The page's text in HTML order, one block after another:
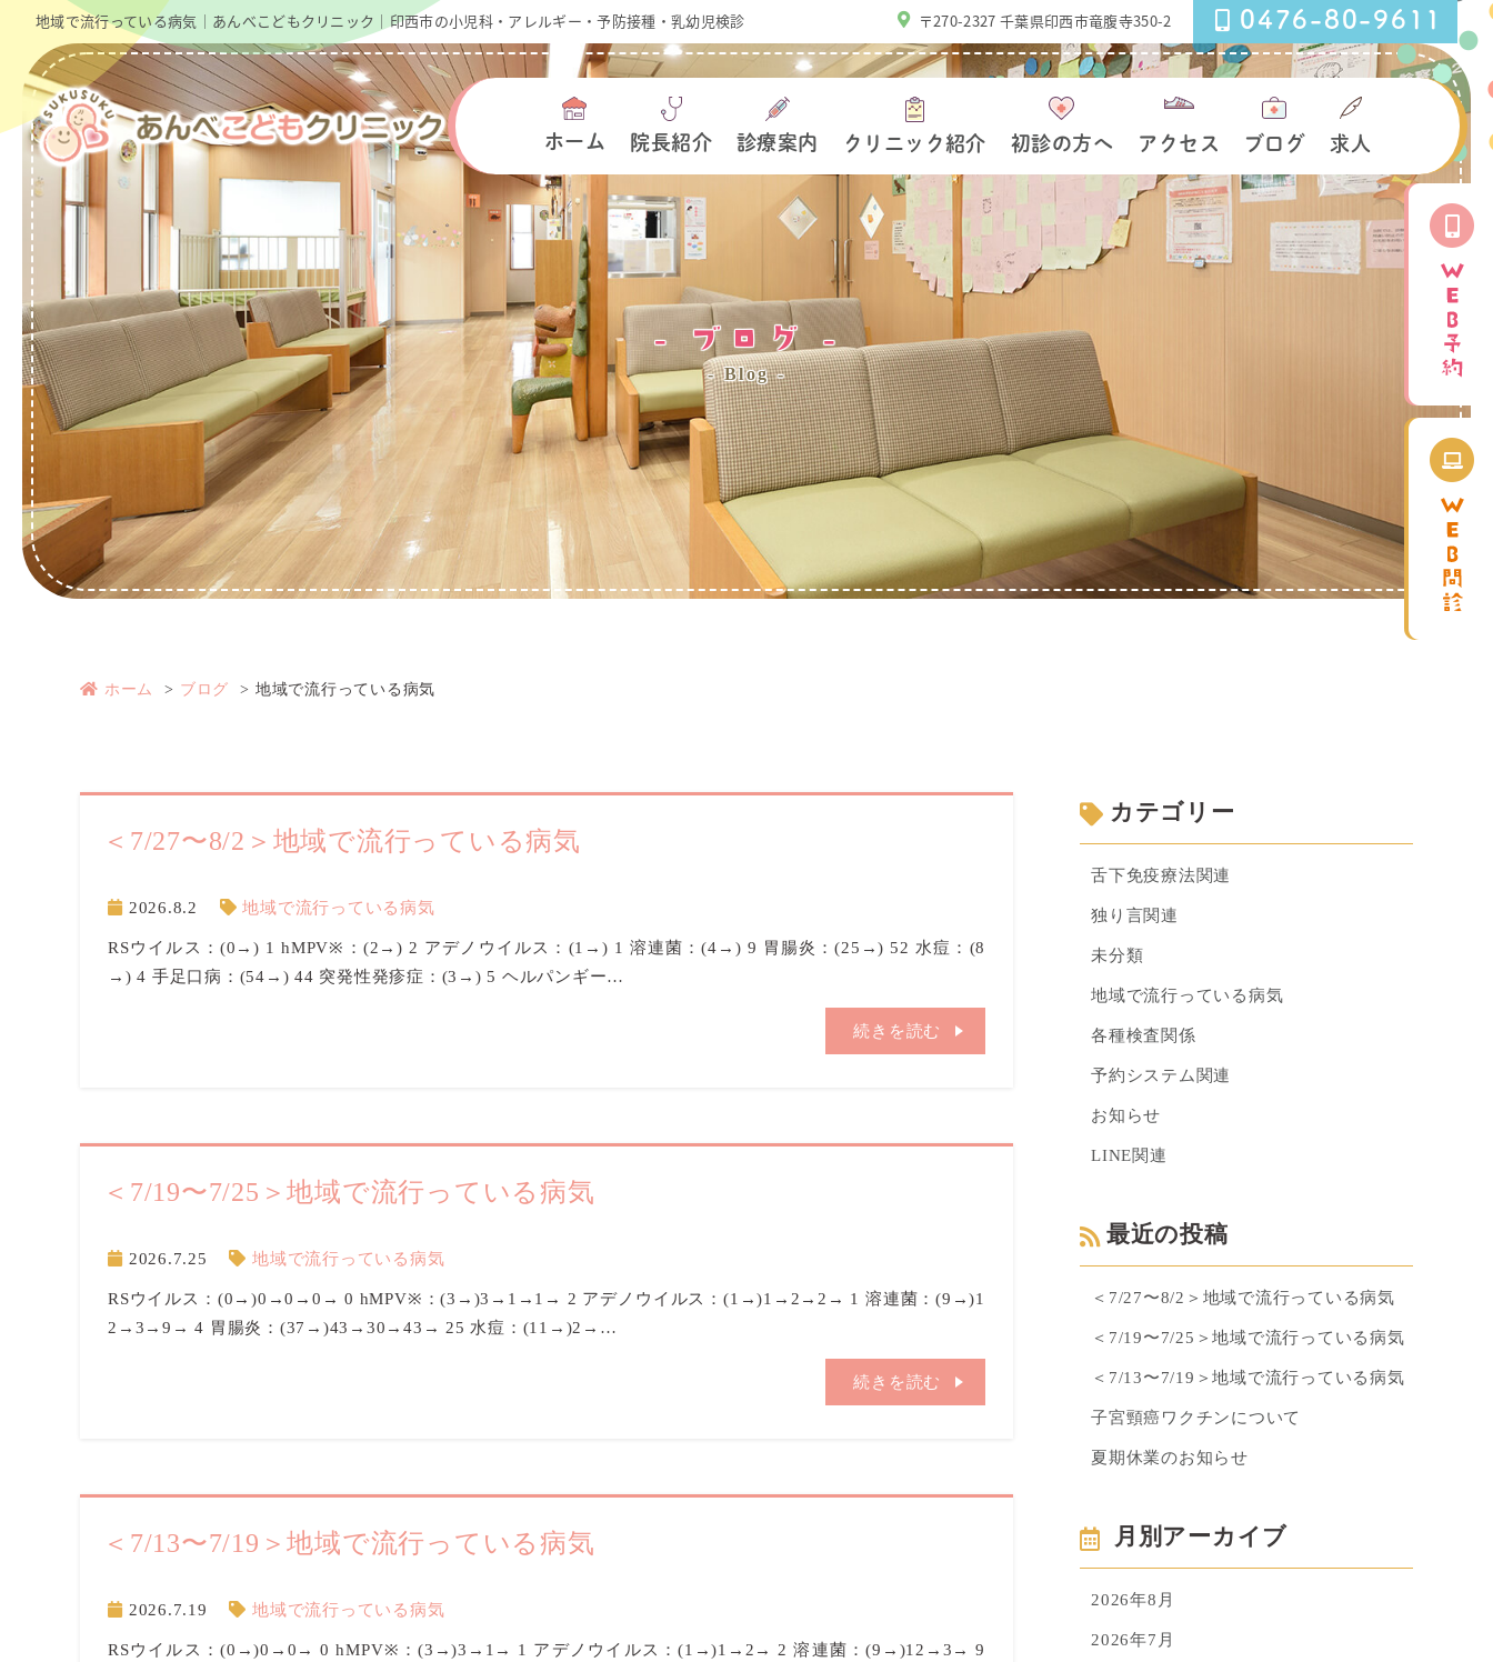
〒270-2327 千葉県印西市竜腹寺350-2 0476-80-9611
ホーム 院長紹介 診療案内 クリニック紹介 初診の方へ アクセス ブログ 求人
ブログ
Blog
地域で流行っている病気｜あんべこどもクリニック｜印西市の小児科・アレルギー・予防接種・乳幼児検診
ホーム ブログ 地域で流行っている病気
＜7/27〜8/2＞地域で流行っている病気
2026.8.2 地域で流行っている病気
RSウイルス：(0→) 1 hMPV※：(2→) 2 アデノウイルス：(1→) 1 溶連菌：(4→) 9 胃腸炎：(25→) 52 水痘：(8
→) 4 手足口病：(54→) 44 突発性発疹症：(3→) 5 ヘルパンギー…
続きを読む
＜7/19〜7/25＞地域で流行っている病気
2026.7.25 地域で流行っている病気
RSウイルス：(0→)0→0→0→ 0 hMPV※：(3→)3→1→1→ 2 アデノウイルス：(1→)1→2→2→ 1 溶連菌：(9→)1
2→3→9→ 4 胃腸炎：(37→)43→30→43→ 25 水痘：(11→)2→…
続きを読む
＜7/13〜7/19＞地域で流行っている病気
2026.7.19 地域で流行っている病気
RSウイルス：(0→)0→0→ 0 hMPV※：(3→)3→1→ 1 アデノウイルス：(1→)1→2→ 2 溶連菌：(9→)12→3→ 9
カテゴリー
舌下免疫療法関連
独り言関連
未分類
地域で流行っている病気
各種検査関係
予約システム関連
お知らせ
LINE関連
最近の投稿
＜7/27〜8/2＞地域で流行っている病気
＜7/19〜7/25＞地域で流行っている病気
＜7/13〜7/19＞地域で流行っている病気
子宮頸癌ワクチンについて
夏期休業のお知らせ
月別アーカイブ
2026年8月
2026年7月